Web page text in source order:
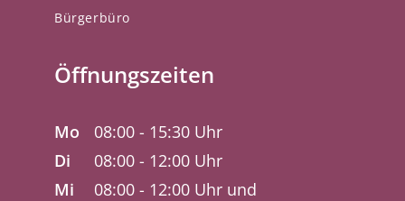
Bürgerbüro
Öffnungszeiten
Mo
08:00 - 15:30 Uhr
Di
08:00 - 12:00 Uhr
Mi
08:00 - 12:00 Uhr und